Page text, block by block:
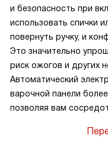
и безопасность при
использовать спички
повернуть ручку, и
Это значительно
риск ожогов и других
Автоматический
варочной панели
позволяя вам